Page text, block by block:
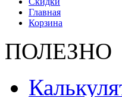
Главная
Корзина
ПОЛЕЗНО